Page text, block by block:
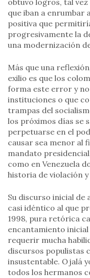
obtuvo logros, tal
que iban a enrumbar
positiva que
progresivamente la
una modernización
Más que una
exilio es que los
forma este error y no
instituciones o que
trampas del
los próximos días se
perpetuarse en el
causar sea menor al
mandato
como en Venezuela
historia de violación
Su discurso inicial
casi idéntico al que
1998, pura retórica
encantamiento
requerir mucha
discursos populistas
insustentable. Ojalá
todos los hermanos